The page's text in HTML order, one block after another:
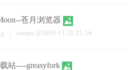
苍月浏览器
| compa @2018-11-28 21:54
站----greasyfork